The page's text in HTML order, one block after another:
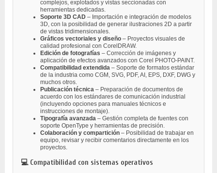
complejos, explotados y vistas seccionadas con
herramientas dedicadas.
Soporte 3D CAD – Importación e integración de modelos
3D, con la posibilidad de generar ilustraciones 2D a partir
de vistas tridimensionales.
Gráficos vectoriales y diseño – Proyectos visuales de
calidad profesional con CorelDRAW.
Edición de fotografías – Corrección de imágenes y
aplicación de efectos avanzados con Corel PHOTO-PAINT.
Compatibilidad extendida – Soporte de formatos estándar
de la industria como CGM, SVG, PDF, AI, EPS, DXF, DWG y
muchos otros.
Publicación técnica – Preparación de documentos de
acuerdo con los estándares de comunicación industrial
(incluyendo opciones para manuales técnicos e
instrucciones de montaje).
Tipografía avanzada – Gestión completa de fuentes con
soporte OpenType y herramientas de precisión.
Colaboración y compartición – Posibilidad de trabajar en
equipo, revisar y recibir comentarios directamente en los
proyectos.
💻 Compatibilidad con sistemas operativos